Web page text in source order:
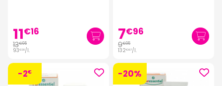
11€16
13€95
93€00/l.
7€96
9€95
132€67/l.
-2€ -20%